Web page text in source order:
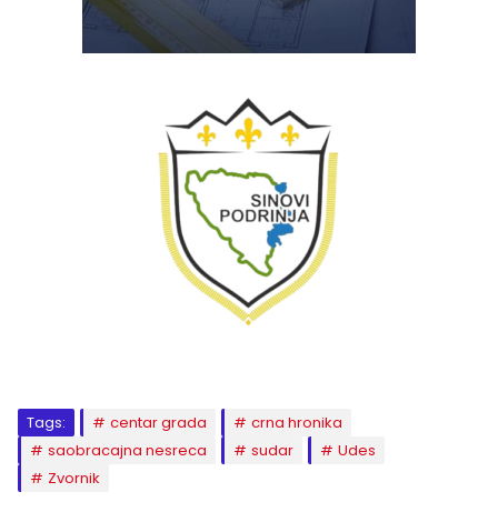
Tags: centar grada
crna hronika
saobracajna nesreca
sudar
Udes
Zvornik